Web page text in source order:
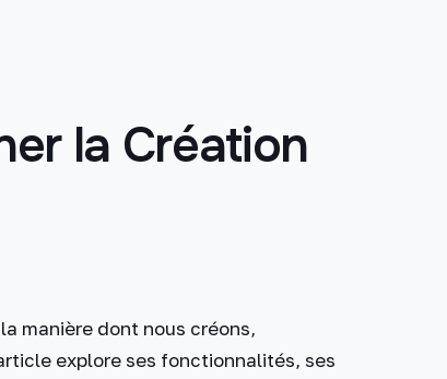
la Création
manière dont nous créons,
explore ses fonctionnalités, ses